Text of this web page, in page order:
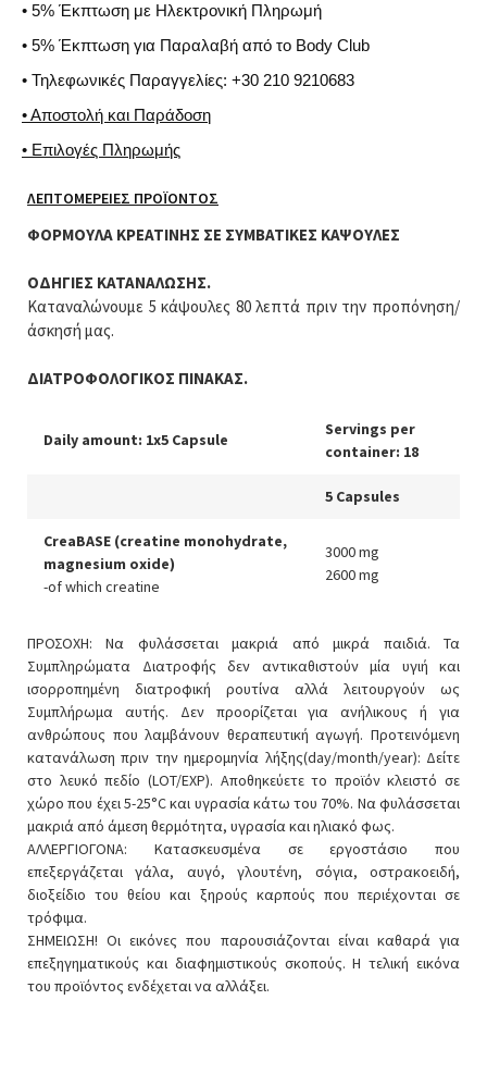
• 5% Έκπτωση με Ηλεκτρονική Πληρωμή
• 5% Έκπτωση για Παραλαβή από το Body Club
• Τηλεφωνικές Παραγγελίες: +30 210 9210683
• Αποστολή και Παράδοση
• Επιλογές Πληρωμής
ΛΕΠΤΟΜΈΡΕΙΕΣ ΠΡΟΪΌΝΤΟΣ
ΦΟΡΜΟΥΛΑ ΚΡΕΑΤΙΝΗΣ ΣΕ ΣΥΜΒΑΤΙΚΕΣ ΚΑΨΟΥΛΕΣ
ΟΔΗΓΙΕΣ ΚΑΤΑΝΑΛΩΣΗΣ.
Καταναλώνουμε 5 κάψουλες 80 λεπτά πριν την προπόνηση/
άσκησή μας.
ΔΙΑΤΡΟΦΟΛΟΓΙΚΟΣ ΠΙΝΑΚΑΣ.
Daily amount: 1x5 Capsule
Servings per
container: 18
5 Capsules
CreaBASE (creatine monohydrate,
magnesium oxide)
-of which creatine
3000 mg
2600 mg
ΠΡΟΣΟΧΗ: Να φυλάσσεται μακριά από μικρά παιδιά. Τα
Συμπληρώματα Διατροφής δεν αντικαθιστούν μία υγιή και
ισορροπημένη διατροφική ρουτίνα αλλά λειτουργούν ως
Συμπλήρωμα αυτής. Δεν προορίζεται για ανήλικους ή για
ανθρώπους που λαμβάνουν θεραπευτική αγωγή. Προτεινόμενη
κατανάλωση πριν την ημερομηνία λήξης(day/month/year): Δείτε
στο λευκό πεδίο (LOT/EXP). Αποθηκεύετε το προϊόν κλειστό σε
χώρο που έχει 5-25°C και υγρασία κάτω του 70%. Να φυλάσσεται
μακριά από άμεση θερμότητα, υγρασία και ηλιακό φως.
ΑΛΛΕΡΓΙΟΓΟΝΑ: Κατασκευσμένα σε εργοστάσιο που
επεξεργάζεται γάλα, αυγό, γλουτένη, σόγια, οστρακοειδή,
διοξείδιο του θείου και ξηρούς καρπούς που περιέχονται σε
τρόφιμα.
ΣΗΜΕΙΩΣΗ! Οι εικόνες που παρουσιάζονται είναι καθαρά για
επεξηγηματικούς και διαφημιστικούς σκοπούς. Η τελική εικόνα
του προϊόντος ενδέχεται να αλλάξει.